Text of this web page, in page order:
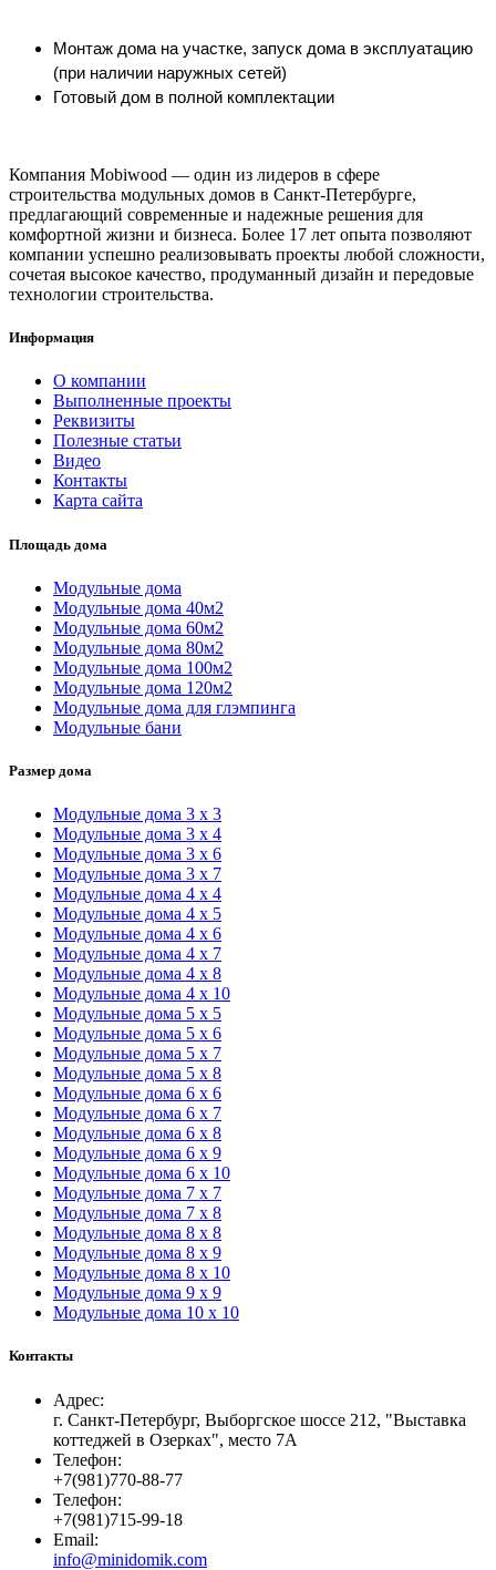
Монтаж дома на участке, запуск дома в эксплуатацию
(при наличии наружных сетей)
Готовый дом в полной комплектации
Компания Mobiwood — один из лидеров в сфере
строительства модульных домов в Санкт-Петербурге,
предлагающий современные и надежные решения для
комфортной жизни и бизнеса. Более 17 лет опыта позволяют
компании успешно реализовывать проекты любой сложности,
сочетая высокое качество, продуманный дизайн и передовые
технологии строительства.
Информация
О компании
Выполненные проекты
Реквизиты
Полезные статьи
Видео
Контакты
Карта сайта
Площадь дома
Модульные дома
Модульные дома 40м2
Модульные дома 60м2
Модульные дома 80м2
Модульные дома 100м2
Модульные дома 120м2
Модульные дома для глэмпинга
Модульные бани
Размер дома
Модульные дома 3 х 3
Модульные дома 3 х 4
Модульные дома 3 х 6
Модульные дома 3 х 7
Модульные дома 4 х 4
Модульные дома 4 х 5
Модульные дома 4 х 6
Модульные дома 4 х 7
Модульные дома 4 х 8
Модульные дома 4 х 10
Модульные дома 5 х 5
Модульные дома 5 х 6
Модульные дома 5 х 7
Модульные дома 5 х 8
Модульные дома 6 х 6
Модульные дома 6 х 7
Модульные дома 6 х 8
Модульные дома 6 х 9
Модульные дома 6 х 10
Модульные дома 7 х 7
Модульные дома 7 х 8
Модульные дома 8 х 8
Модульные дома 8 х 9
Модульные дома 8 х 10
Модульные дома 9 х 9
Модульные дома 10 х 10
Контакты
Адрес:
г. Санкт-Петербург, Выборгское шоссе 212, "Выставка
коттеджей в Озерках", место 7А
Телефон:
+7(981)770-88-77
Телефон:
+7(981)715-99-18
Email:
info@minidomik.com